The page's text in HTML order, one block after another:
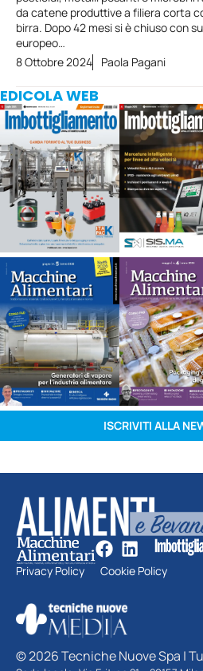
da catene produttive a filiera corta
birra. Dopo 42 mesi si è chiuso con
europeo…
8 Ottobre 2024
Paola Pagani
EDICOLA WEB
ISCRIVITI ALLA
Privacy Policy Cookie Policy
© 2026 Tecniche Nuove Spa |